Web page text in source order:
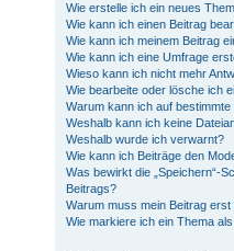
Wie erstelle ich ein neues
Wie kann ich einen Beitrag
Wie kann ich meinem Beitrag
Wie kann ich eine Umfrage
Wieso kann ich nicht mehr
Wie bearbeite oder lösche ich
Warum kann ich auf
Weshalb kann ich keine
Weshalb wurde ich verwarnt?
Wie kann ich Beiträge den
Was bewirkt die „Speichern“-
Beitrags?
Warum muss mein Beitrag
Wie markiere ich ein Thema